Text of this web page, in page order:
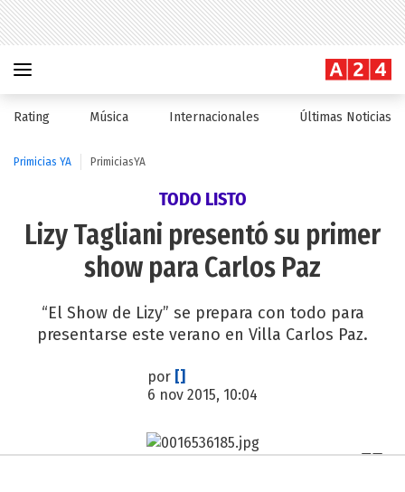
Rating Música Internacionales Últimas Noticias
Primicias YA PrimiciasYA
TODO LISTO
Lizy Tagliani presentó su primer
show para Carlos Paz
“El Show de Lizy” se prepara con todo para
presentarse este verano en Villa Carlos Paz.
por []
6 nov 2015, 10:04